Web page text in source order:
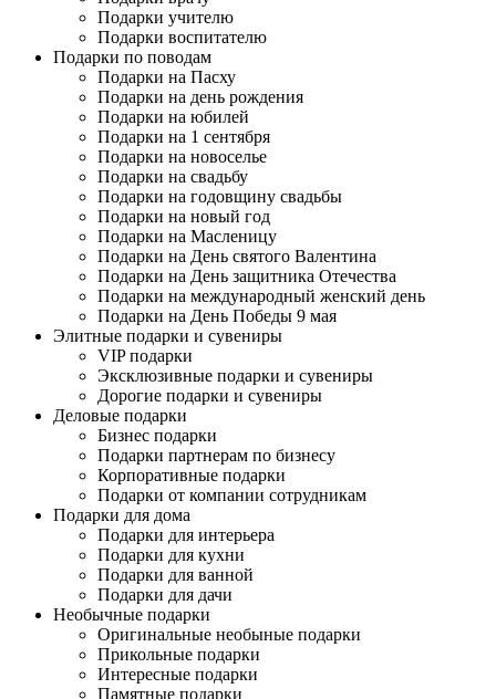
Подарки учителю
Подарки воспитателю
Подарки по поводам
Подарки на Пасху
Подарки на день рождения
Подарки на юбилей
Подарки на 1 сентября
Подарки на новоселье
Подарки на свадьбу
Подарки на годовщину свадьбы
Подарки на новый год
Подарки на Масленицу
Подарки на День святого Валентина
Подарки на День защитника Отечества
Подарки на международный женский день
Подарки на День Победы 9 мая
Элитные подарки и сувениры
VIP подарки
Эксклюзивные подарки и сувениры
Дорогие подарки и сувениры
Деловые подарки
Бизнес подарки
Подарки партнерам по бизнесу
Корпоративные подарки
Подарки от компании сотрудникам
Подарки для дома
Подарки для интерьера
Подарки для кухни
Подарки для ванной
Подарки для дачи
Необычные подарки
Оригинальные необыные подарки
Прикольные подарки
Интересные подарки
Памятные подарки